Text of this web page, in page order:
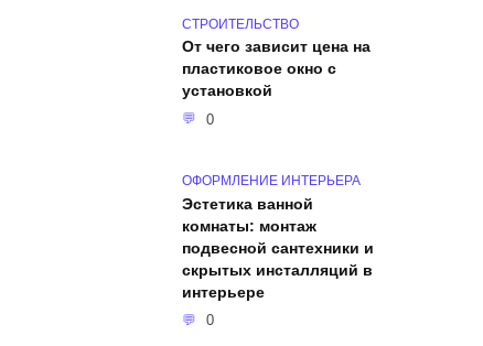
СТРОИТЕЛЬСТВО
От чего зависит цена на
пластиковое окно с
установкой
0
ОФОРМЛЕНИЕ ИНТЕРЬЕРА
Эстетика ванной
комнаты: монтаж
подвесной сантехники и
скрытых инсталляций в
интерьере
0